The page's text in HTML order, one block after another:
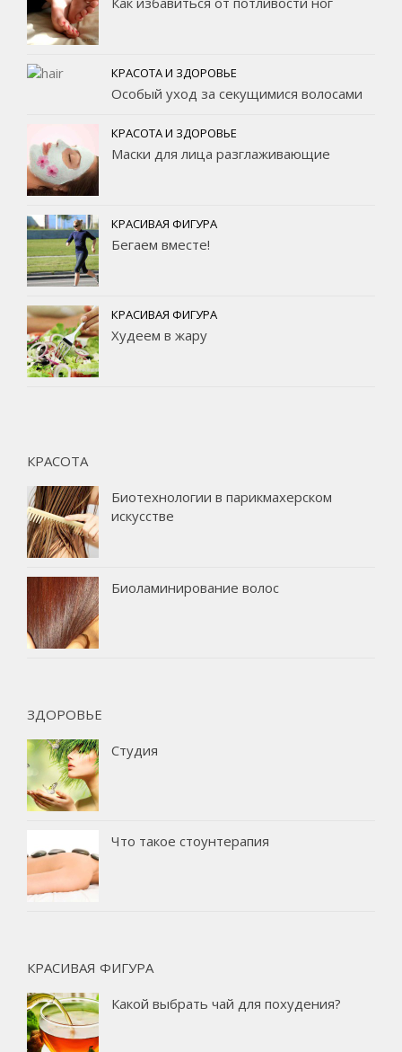
КРАСОТА И ЗДОРОВЬЕ
Особый уход за секущимися волосами
КРАСОТА И ЗДОРОВЬЕ
Маски для лица разглаживающие
КРАСИВАЯ ФИГУРА
Бегаем вместе!
КРАСИВАЯ ФИГУРА
Худеем в жару
КРАСОТА
Биотехнологии в парикмахерском
искусстве
Биоламинирование волос
ЗДОРОВЬЕ
Студия
Что такое стоунтерапия
КРАСИВАЯ ФИГУРА
Какой выбрать чай для похудения?